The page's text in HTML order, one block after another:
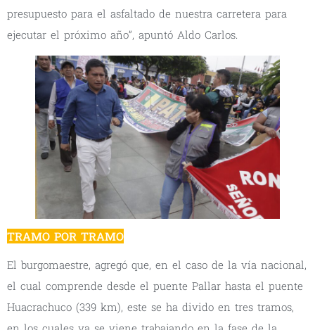
presupuesto para el asfaltado de nuestra carretera para
ejecutar el próximo año”, apuntó Aldo Carlos.
TRAMO POR TRAMO
El burgomaestre, agregó que, en el caso de la vía nacional,
el cual comprende desde el puente Pallar hasta el puente
Huacrachuco (339 km), este se ha divido en tres tramos,